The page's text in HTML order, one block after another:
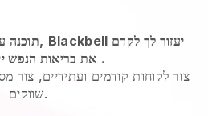
תוכנה עסקית בניגוד לכל האחרים, Blackbell יעזור לך לקדם
את בריאות הנפש .
צור לקוחות קודמים ועתידיים, צור
שווקים.